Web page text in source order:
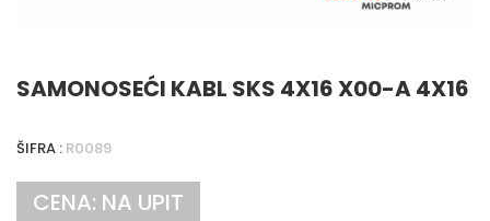
SAMONOSEĆI KABL SKS 4X16 X00-A 4X16
ŠIFRA : R0089
CENA: NA UPIT